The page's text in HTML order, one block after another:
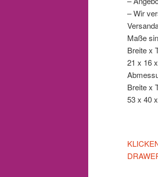
– Wir
Maße
Breite x
21 x 16
Breite x
53 x 40